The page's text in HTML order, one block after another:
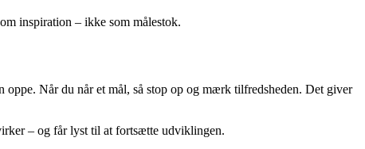
inspiration – ikke som målestok.
oppe. Når du når et mål, så stop op og mærk tilfredsheden. Det giver
– og får lyst til at fortsætte udviklingen.